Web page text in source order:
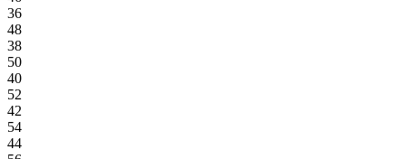
36
48
38
50
40
52
42
54
44